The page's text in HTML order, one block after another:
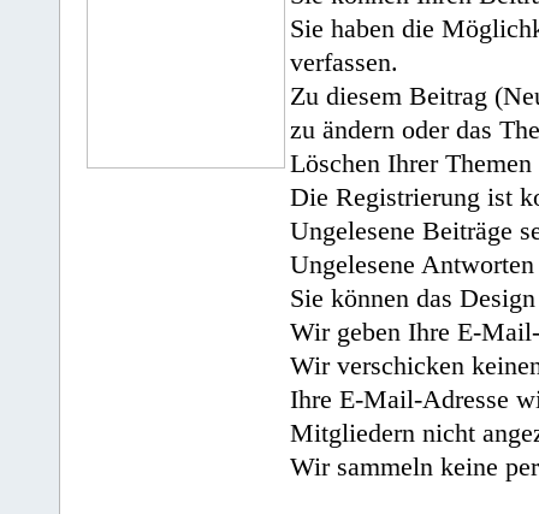
Sie haben die
verfassen.
Zu diesem Beitrag
zu ändern oder das
Löschen Ihrer
Die Registrierung ist
Ungelesene Beiträge
Ungelesene
Sie können das
Wir geben Ihre E-
Wir verschicken
Ihre E-Mail-Adresse
Mitgliedern nicht
Wir sammeln keine